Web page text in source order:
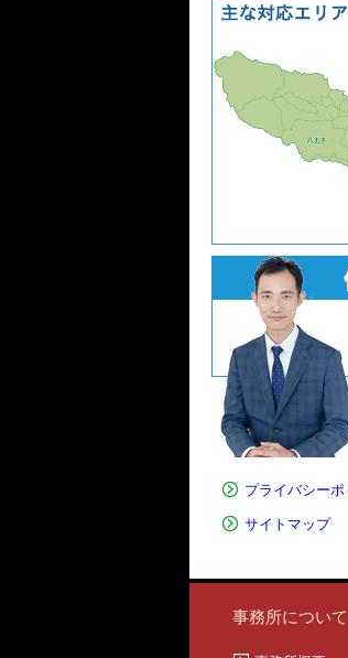
プライバシーポ
サイトマップ
事務所について